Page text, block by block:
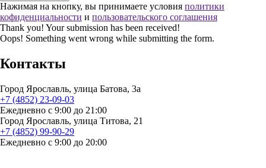
Нажимая на кнопку, вы принимаете условия политики
кофиденциальности и пользовательского соглашения
Thank you! Your submission has been received!
Oops! Something went wrong while submitting the form.
Контакты
Город Ярославль, улица Батова, 3а
+7 (4852) 23-09-03
Ежедневно с 9:00 до 21:00
Город Ярославль, улица Титова, 21
+7 (4852) 99-90-29
Ежедневно с 9:00 до 20:00